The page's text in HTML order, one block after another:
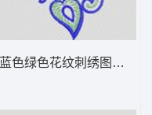
蓝色绿色花纹刺绣图案 植